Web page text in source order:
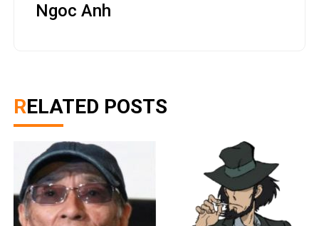
Ngoc Anh
RELATED POSTS